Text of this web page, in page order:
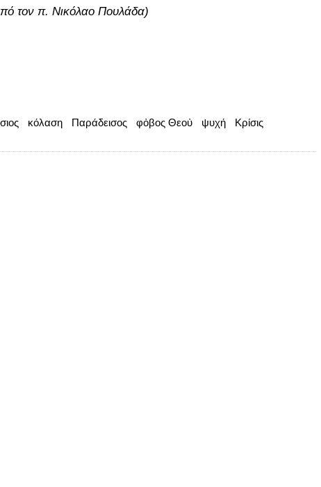
τον π. Νικόλαο Πουλάδα)
κόλαση Παράδεισος φὀβος Θεοὐ ψυχή
Κρίσις